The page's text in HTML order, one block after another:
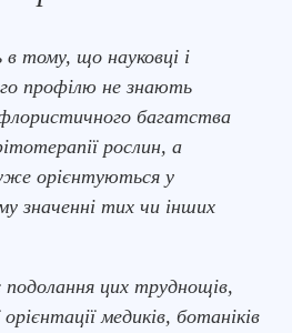
тому, що науковці і
профілю не знають
багатства
рослин, а
орієнтуються у
значенні тих чи інших
цих труднощів,
медиків, ботаніків